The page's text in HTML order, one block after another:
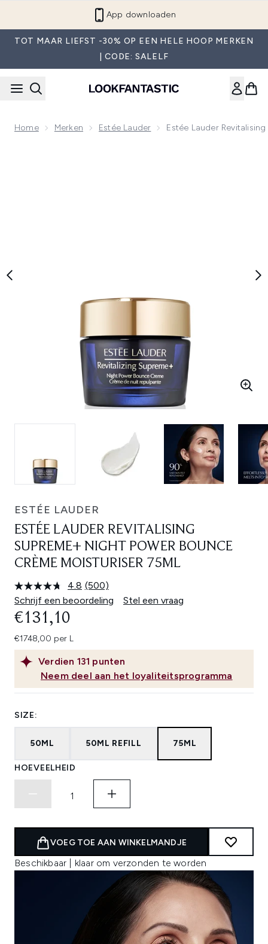
App downloaden
TOT MAAR LIEFST -30% OP EEN HELE HOOP MERKEN
| CODE: SALELF
Home Merken Estée Lauder Estée Lauder
ESTÉE LAUDER
ESTÉE LAUDER REVITALISING
SUPREME+ NIGHT POWER BOUNCE
CRÈME MOISTURISER 75ML
4.8 Lees
500
beoordelingen.
(500)
Schrijf een beoordeling
Stel een vraag
Verdien 131 punten
Neem deel aan het loyaliteitsprogramma
€131,10
€1748,00 per L
SIZE:
50ML 50ML REFILL 75ML
HOEVEELHEID
VOEG TOE AAN WINKELMANDJE
Beschikbaar | klaar om verzonden te worden